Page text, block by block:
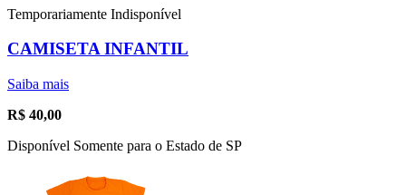
Temporariamente Indisponível
CAMISETA INFANTIL
Saiba mais
R$ 40,00
Disponível Somente para o Estado de SP